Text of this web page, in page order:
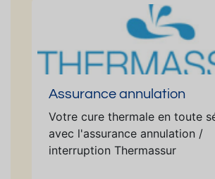
Assurance annulation
Votre cure thermale en toute
avec l'assurance annulation /
interruption Thermassur